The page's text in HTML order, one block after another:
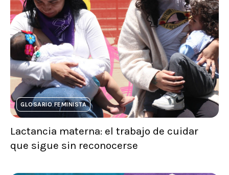
GLOSARIO FEMINISTA
Lactancia materna: el trabajo de cuidar
que sigue sin reconocerse